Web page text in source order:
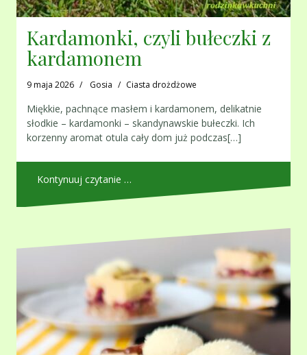
Kardamonki, czyli bułeczki z
kardamonem
9 maja 2026 Gosia Ciasta drożdżowe
Miękkie, pachnące masłem i kardamonem, delikatnie
słodkie – kardamonki – skandynawskie bułeczki. Ich
korzenny aromat otula cały dom już podczas[…]
Kontynuuj czytanie …